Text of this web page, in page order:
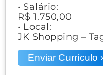
• Salário:
R$ 1.750,00
• Local:
JK Shopping –
Enviar Currículo